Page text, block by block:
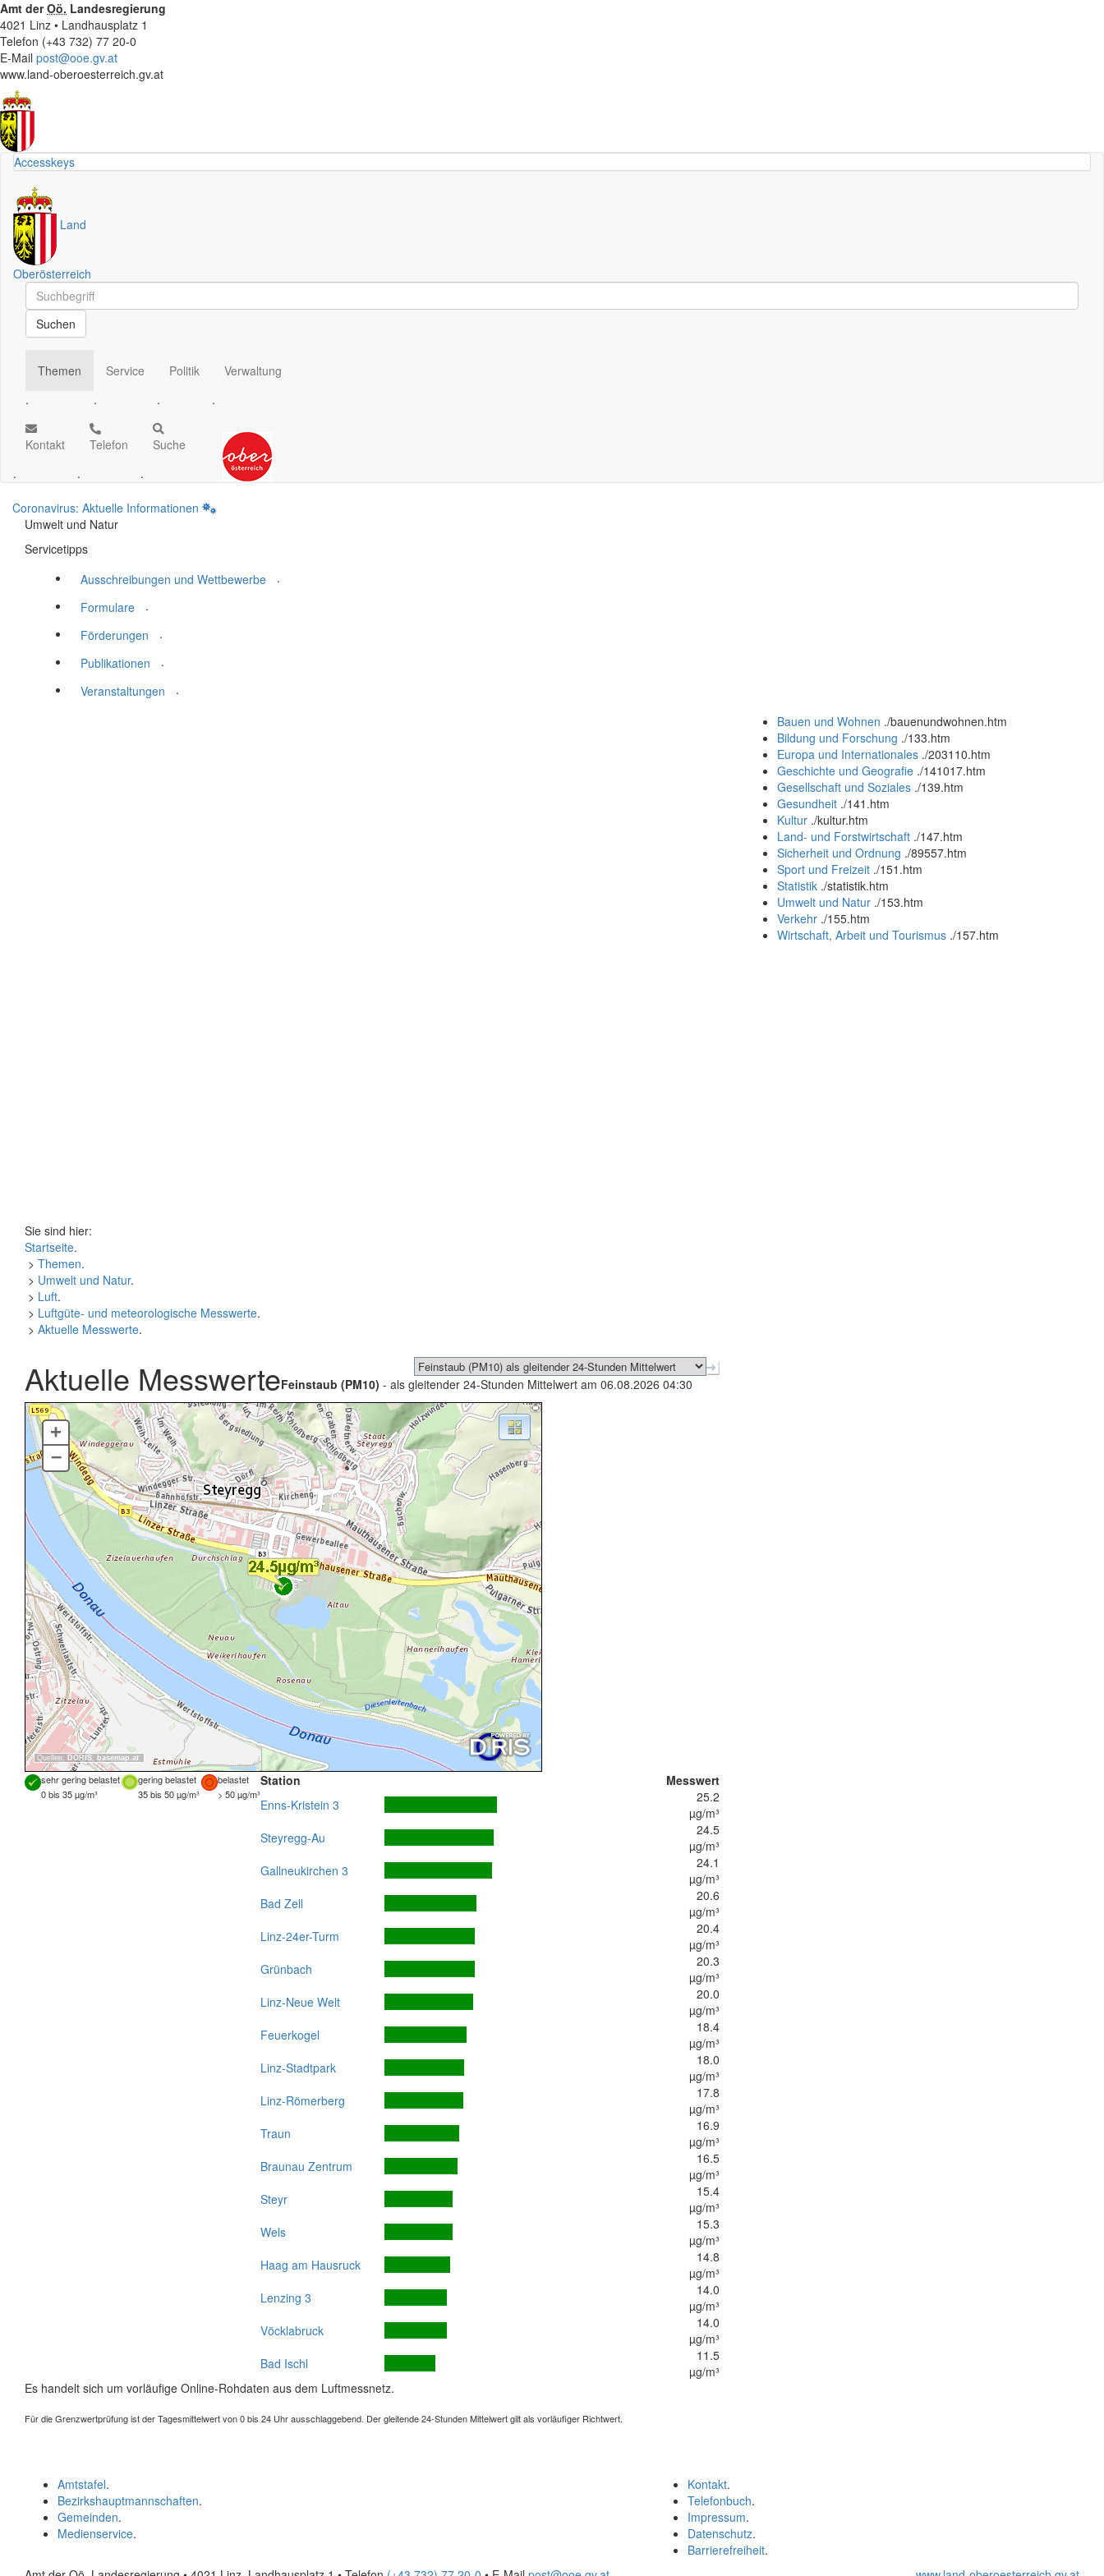
Amt derOö. Landesregierung
4021 Linz • Landhausplatz 1
Telefon (+43 732) 77 20-0
E-Mail post@ooe.gv.at
www.land-oberoesterreich.gv.at
Accesskeys
Land
Oberösterreich
Schnellsuche
Schnellsuche
Suchen
Themen
.
Service
.
Politik
.
Verwaltung
.
Kontakt
.
Telefon
.
Suche
.
Coronavirus: Aktuelle Informationen
Umwelt und Natur
Servicetipps
Ausschreibungen und Wettbewerbe
.
Formulare
.
Förderungen
.
Publikationen
.
Veranstaltungen
.
Bauen und Wohnen ./bauenundwohnen.htm
Bildung und Forschung ./133.htm
Europa und Internationales ./203110.htm
Geschichte und Geografie ./141017.htm
Gesellschaft und Soziales ./139.htm
Gesundheit ./141.htm
Kultur ./kultur.htm
Land- und Forstwirtschaft ./147.htm
Sicherheit und Ordnung ./89557.htm
Sport und Freizeit ./151.htm
Statistik ./statistik.htm
Umwelt und Natur ./153.htm
Verkehr ./155.htm
Wirtschaft, Arbeit und Tourismus ./157.htm
Sie sind hier:
Startseite.
> Themen.
> Umwelt und Natur.
> Luft.
> Luftgüte- und meteorologische Messwerte.
> Aktuelle Messwerte.
Aktuelle MesswerteFeinstaub (PM10) - als gleitender 24-Stunden Mittelwert am 06.08.2026 04:30
Quellen: DORIS, basemap.at
+
–
sehr gering belastet gering belastet
belastet
0 bis 35 µg/m³
35 bis 50 µg/m³ > 50 µg/m³
Station
Messwert
Enns-Kristein 3
25.2
µg/m³
Steyregg-Au
24.5
µg/m³
Gallneukirchen 3
24.1
µg/m³
Bad Zell
20.6
µg/m³
Linz-24er-Turm
20.4
µg/m³
Grünbach
20.3
µg/m³
Linz-Neue Welt
20.0
µg/m³
Feuerkogel
18.4
µg/m³
Linz-Stadtpark
18.0
µg/m³
Linz-Römerberg
17.8
µg/m³
Traun
16.9
µg/m³
Braunau Zentrum
16.5
µg/m³
Steyr
15.4
µg/m³
Wels
15.3
µg/m³
Haag am Hausruck
14.8
µg/m³
Lenzing 3
14.0
µg/m³
Vöcklabruck
14.0
µg/m³
Bad Ischl
11.5
µg/m³
Es handelt sich um vorläufige Online-Rohdaten aus dem Luftmessnetz.
Für die Grenzwertprüfung ist der Tagesmittelwert von 0 bis 24 Uhr ausschlaggebend. Der gleitende 24-Stunden Mittelwert gilt als vorläufiger Richtwert.
Kontakt.
Telefonbuch.
Impressum.
Datenschutz.
Barrierefreiheit.
Amtstafel.
Bezirkshauptmannschaften.
Gemeinden.
Medienservice.